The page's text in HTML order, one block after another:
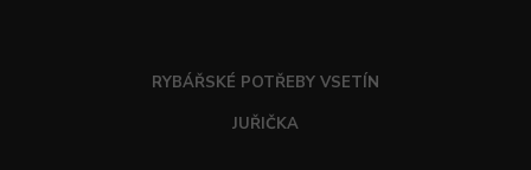
RYBÁŘSKÉ POTŘEBY VSETÍN
JUŘIČKA